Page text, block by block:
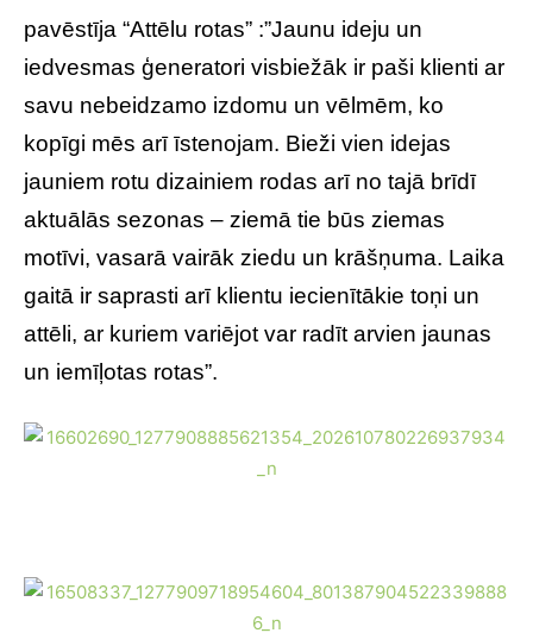
pavēstīja “Attēlu rotas” :”Jaunu ideju un
iedvesmas ģeneratori visbiežāk ir paši klienti ar
savu nebeidzamo izdomu un vēlmēm, ko
kopīgi mēs arī īstenojam. Bieži vien idejas
jauniem rotu dizainiem rodas arī no tajā brīdī
aktuālās sezonas – ziemā tie būs ziemas
motīvi, vasarā vairāk ziedu un krāšņuma. Laika
gaitā ir saprasti arī klientu iecienītākie toņi un
attēli, ar kuriem variējot var radīt arvien jaunas
un iemīļotas rotas”.